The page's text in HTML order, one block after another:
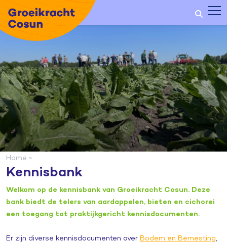
Home »
Kennisbank
Welkom op de kennisbank van Groeikracht Cosun. Deze
bank biedt de telers van aardappelen, bieten en cichorei
een toegang tot praktijkgericht kennisdocumenten.
Er zijn diverse kennisdocumenten over Bodem en Bemesting